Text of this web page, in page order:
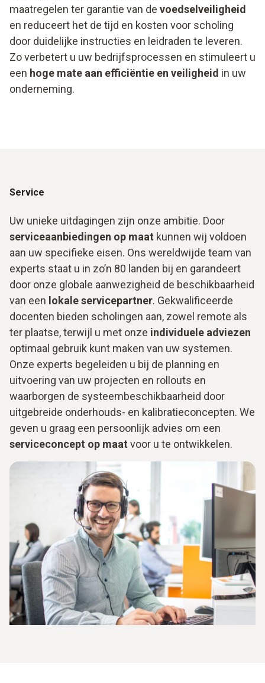
maatregelen ter garantie van de voedselveiligheid
en reduceert het de tijd en kosten voor scholing
door duidelijke instructies en leidraden te leveren.
Zo verbetert u uw bedrijfsprocessen en stimuleert u
een hoge mate aan efficiëntie en veiligheid in uw
onderneming.
Service
Uw unieke uitdagingen zijn onze ambitie. Door
serviceaanbiedingen op maat kunnen wij voldoen
aan uw specifieke eisen. Ons wereldwijde team van
experts staat u in zo’n 80 landen bij en garandeert
door onze globale aanwezigheid de beschikbaarheid
van een lokale servicepartner. Gekwalificeerde
docenten bieden scholingen aan, zowel remote als
ter plaatse, terwijl u met onze individuele adviezen
optimaal gebruik kunt maken van uw systemen.
Onze experts begeleiden u bij de planning en
uitvoering van uw projecten en rollouts en
waarborgen de systeembeschikbaarheid door
uitgebreide onderhouds- en kalibratieconcepten. We
geven u graag een persoonlijk advies om een
serviceconcept op maat voor u te ontwikkelen.